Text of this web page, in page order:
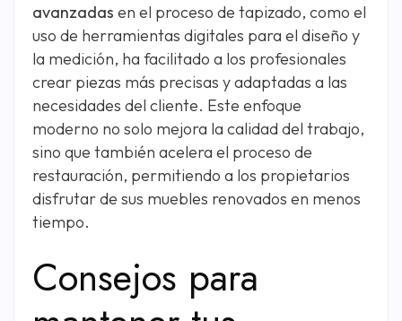
avanzadas en el proceso de tapizado, como el
uso de herramientas digitales para el diseño y
la medición, ha facilitado a los profesionales
crear piezas más precisas y adaptadas a las
necesidades del cliente. Este enfoque
moderno no solo mejora la calidad del trabajo,
sino que también acelera el proceso de
restauración, permitiendo a los propietarios
disfrutar de sus muebles renovados en menos
tiempo.
Consejos para